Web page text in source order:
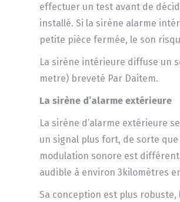
effectuer un test avant de
installé. Si la sirène alarme
petite pièce fermée, le son
La sirène intérieure diffuse un
metre) breveté Par Daitem.
La sirène d’alarme extérieure
La sirène d’alarme extérieure
un signal plus fort, de sorte
modulation sonore est
audible à environ 3kilomètres
Sa conception est plus